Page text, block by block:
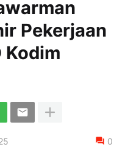
Pekerjaan
Kodim
0